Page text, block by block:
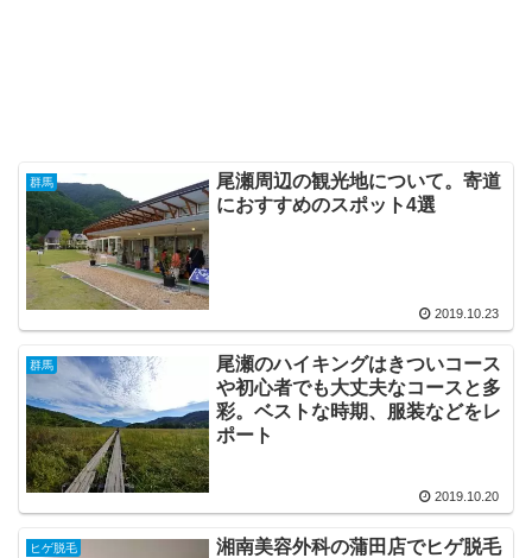
群馬
尾瀬周辺の観光地について。寄道
におすすめのスポット4選
2019.10.23
群馬
尾瀬のハイキングはきついコース
や初心者でも大丈夫なコースと多
彩。ベストな時期、服装などをレ
ポート
2019.10.20
ヒゲ脱毛
湘南美容外科の蒲田店でヒゲ脱毛